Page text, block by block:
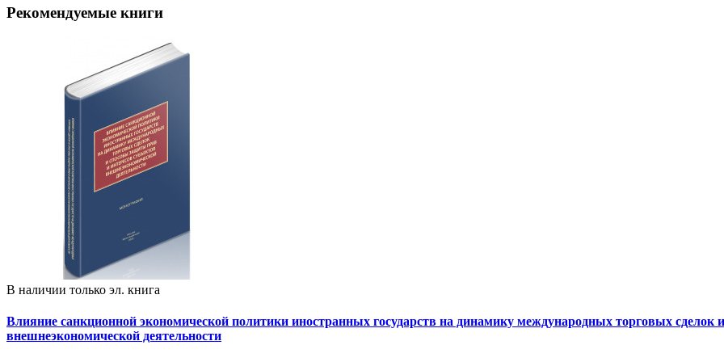
Рекомендуемые книги
В наличии только эл. книга
Влияние санкционной экономической политики иностранных государств на динамику международных торговых сделок
внешнеэкономической деятельности